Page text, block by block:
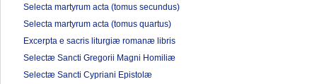
Selecta martyrum acta (tomus secundus)
Selecta martyrum acta (tomus quartus)
Excerpta e sacris liturgiæ romanæ libris
Selectæ Sancti Gregorii Magni Homiliæ
Selectæ Sancti Cypriani Epistolæ